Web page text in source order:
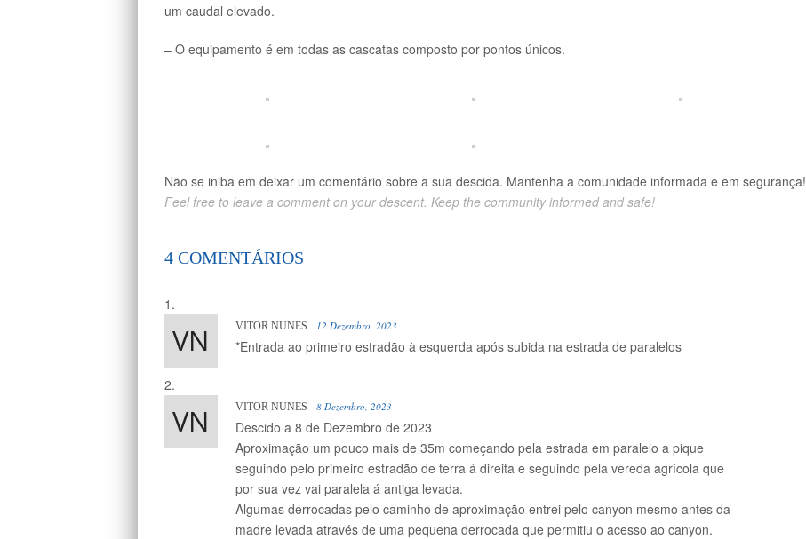
um caudal elevado.
– O equipamento é em todas as cascatas composto por pontos únicos.
Não se iniba em deixar um comentário sobre a sua descida. Mantenha a comunidade informada e em segurança!
Feel free to leave a comment on your descent. Keep the community informed and safe!
4 COMENTÁRIOS
VITOR NUNES 12 Dezembro, 2023
*Entrada ao primeiro estradão à esquerda após subida na estrada de paralelos
VITOR NUNES 8 Dezembro, 2023
Descido a 8 de Dezembro de 2023
Aproximação um pouco mais de 35m começando pela estrada em paralelo a pique
seguindo pelo primeiro estradão de terra á direita e seguindo pela vereda agrícola que
por sua vez vai paralela á antiga levada.
Algumas derrocadas pelo caminho de aproximação entrei pelo canyon mesmo antes da
madre levada através de uma pequena derrocada que permitiu o acesso ao canyon.